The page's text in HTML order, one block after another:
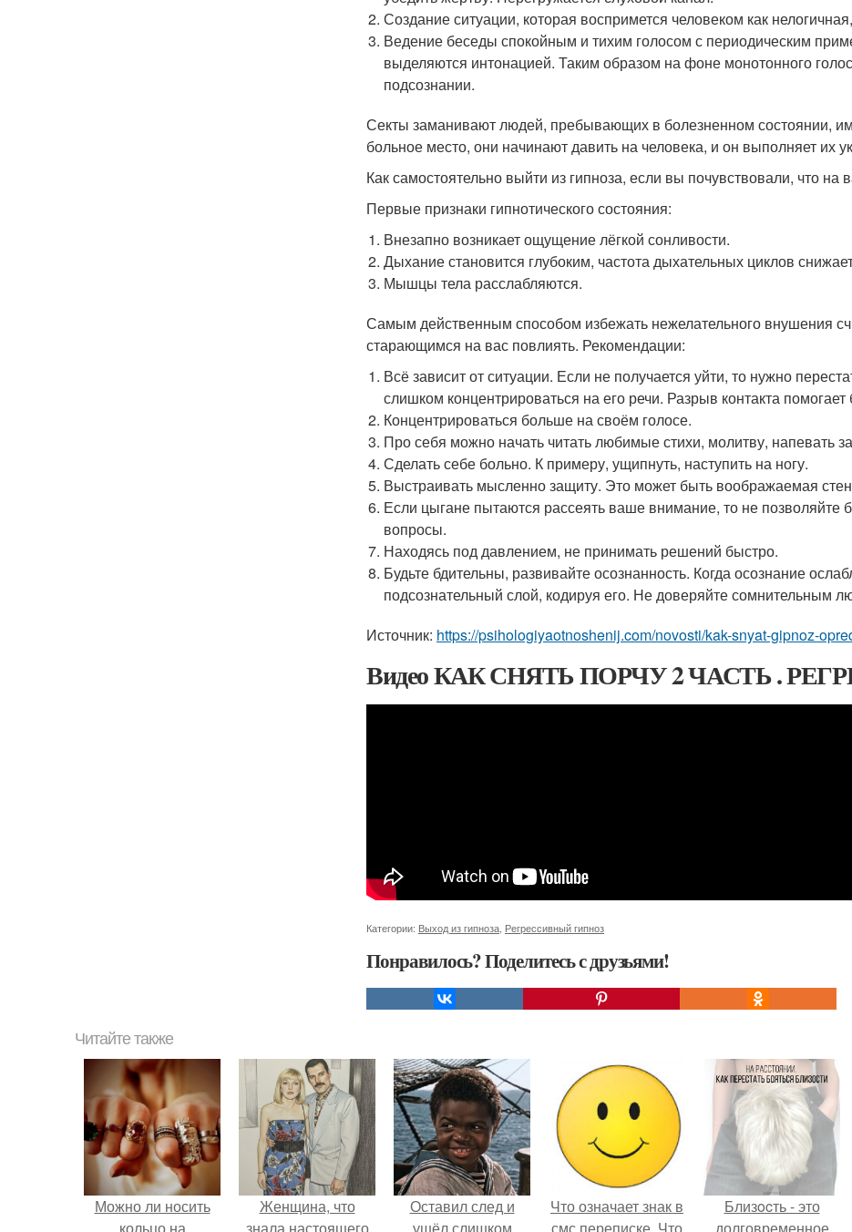
Создание ситуации, которая воспримется человеком как
Ведение беседы спокойным и тихим голосом с периодическим
выделяются интонацией. Таким образом на фоне монотонного
подсознании.
Секты заманивают людей, пребывающих в болезненном состоянии,
больное место, они начинают давить на человека, и он выполняет их
Как самостоятельно выйти из гипноза, если вы почувствовали, что на
Первые признаки гипнотического состояния:
Внезапно возникает ощущение лёгкой сонливости.
Дыхание становится глубоким, частота дыхательных циклов
Мышцы тела расслабляются.
Самым действенным способом избежать нежелательного внушения
старающимся на вас повлиять. Рекомендации:
Всё зависит от ситуации. Если не получается уйти, то нужно
слишком концентрироваться на его речи. Разрыв контакта
Концентрироваться больше на своём голосе.
Про себя можно начать читать любимые стихи, молитву, напевать
Сделать себе больно. К примеру, ущипнуть, наступить на ногу.
Выстраивать мысленно защиту. Это может быть воображаемая
Если цыгане пытаются рассеять ваше внимание, то не позволяйте
вопросы.
Находясь под давлением, не принимать решений быстро.
Будьте бдительны, развивайте осознанность. Когда осознание
подсознательный слой, кодируя его. Не доверяйте сомнительным
Источник: https://psihologiyaotnoshenij.com/novosti/kak-snyat-gipnoz-
Видео КАК СНЯТЬ ПОРЧУ 2 ЧАСТЬ .
Категории: Выход из гипноза Регрессивный гипноз
Понравилось? Поделитесь с друзьями!
Читайте также
Можно ли носить
Женщина, что
Оставил след и
Что означает знак в
Близocть - это